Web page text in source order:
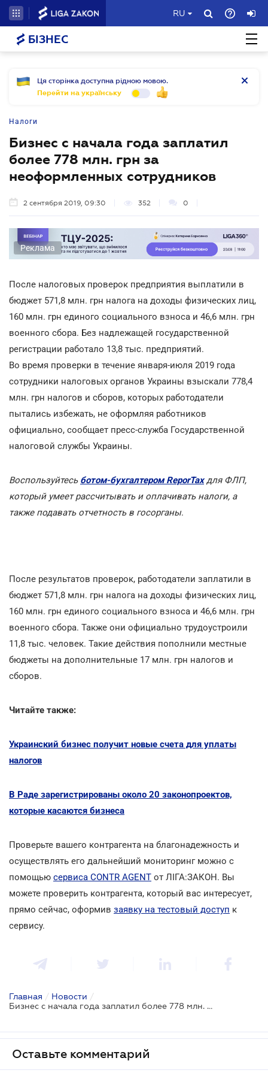
RU
БІЗНЕС
Ця сторінка доступна рідною мовою.
Перейти на українську
Налоги
Бизнес с начала года заплатил
более 778 млн. грн за
неоформленных сотрудников
2 сентября 2019, 09:30 352 0
Реклама
После налоговых проверок предприятия выплатили в
бюджет 571,8 млн. грн налога на доходы физических лиц,
160 млн. грн единого социального взноса и 46,6 млн. грн
военного сбора. Без надлежащей государственной
регистрации работало 13,8 тыс. предприятий.
Во время проверки в течение января-июля 2019 года
сотрудники налоговых органов Украины взыскали 778,4
млн. грн налогов и сборов, которых работодатели
пытались избежать, не оформляя работников
официально, сообщает пресс-служба Государственной
налоговой службы Украины.
Воспользуйтесь ботом-бухгалтером ReporTaxдля ФЛП,
который умеет рассчитывать и оплачивать налоги, а
также подавать отчетность в госорганы.
После результатов проверок, работодатели заплатили в
бюджет 571,8 млн. грн налога на доходы физических лиц,
160 млн. грн единого социального взноса и 46,6 млн. грн
военного сбора. Также они официально трудоустроили
11,8 тыс. человек. Такие действия пополнили местные
бюджеты на дополнительные 17 млн. грн налогов и
сборов.
Читайте также:
Украинский бизнес получит новые счета для уплаты
налогов
В Раде зарегистрированы около 20 законопроектов,
которые касаются бизнеса
Проверьте вашего контрагента на благонадежность и
осуществлять его дальнейший мониторинг можно с
помощью сервиса CONTR AGENT от ЛІГА:ЗАКОН. Вы
можете проверить контрагента, который вас интересует,
прямо сейчас, оформив заявку на тестовый доступ к
сервису.
Главная / Новости /
Бизнес с начала года заплатил более 778 млн. грн за неоформленных сотрудников
Оставьте комментарий